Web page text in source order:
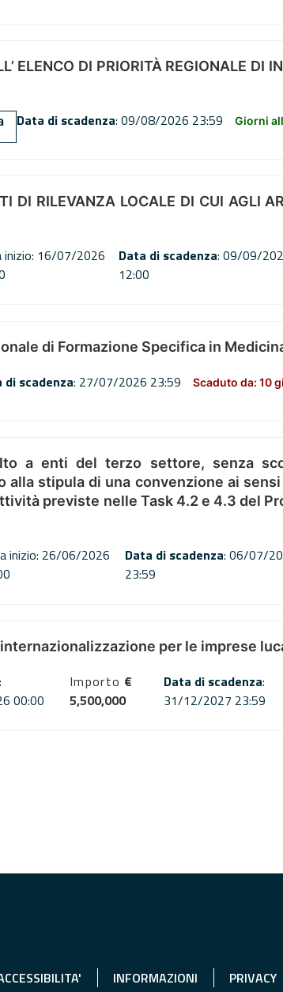
ELENCO DI PRIORITÀ REGIONALE DI
Data di scadenza: 09/08/2026 23:59 Giorni
DI RILEVANZA LOCALE DI CUI AGLI
inizio: 16/07/2026
Data di scadenza: 09/09/
12:00
di Formazione Specifica in
di scadenza: 27/07/2026 23:59 Scaduto da: 10
a enti del terzo settore, senza
stipula di una convenzione ai sensi
previste nelle Task 4.2 e 4.3 del
inizio: 26/06/2026
Data di scadenza: 06/07/
23:59
per le imprese
00:00
Importo €
5,500,000
Data di scadenza:
31/12/2027 23:59
INFORMAZIONI PRIVACY